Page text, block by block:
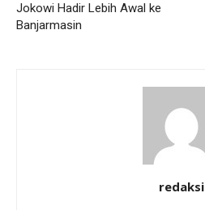
Jokowi Hadir Lebih Awal ke
Banjarmasin
redaksi